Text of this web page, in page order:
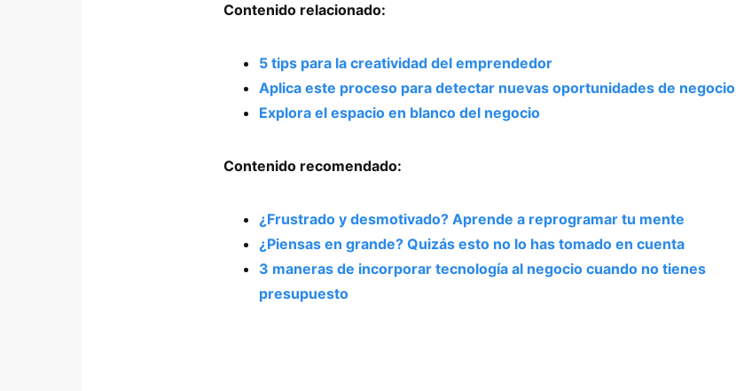
Contenido relacionado:
5 tips para la creatividad del emprendedor
Aplica este proceso para detectar nuevas oportunidades de negocio
Explora el espacio en blanco del negocio
Contenido recomendado:
¿Frustrado y desmotivado? Aprende a reprogramar tu mente
¿Piensas en grande? Quizás esto no lo has tomado en cuenta
3 maneras de incorporar tecnología al negocio cuando no tienes
presupuesto